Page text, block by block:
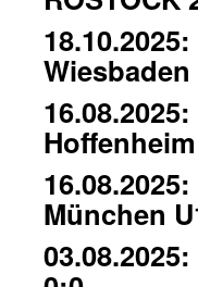
Wiesbaden
München